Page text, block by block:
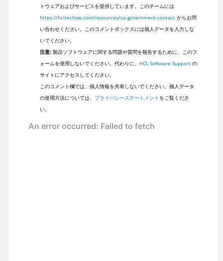
トウェアおよびサービスを提供しています。このチームには
https://hcltechsw.com/resources/us-government-contactからお問
い合わせください。このコメントボックスには個人データを入力しな
いでください。
注意:製品ソフトウェアに関する問題や質問を報告するために、このフ
ォームを使用しないでください。代わりに、
HCL Software Supportの
サイトにアクセスしてください。
このコメント欄では、個人情報を共有しないでください。個人データ
の使用方法については、
プライバシーステートメント をご覧くださ
い。